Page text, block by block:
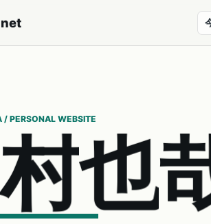
/ PERSONAL WEBSITE
村也